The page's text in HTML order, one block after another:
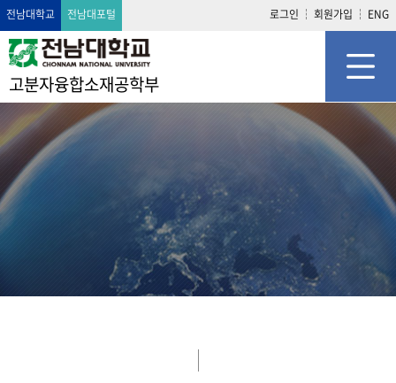
전남대학교 전남대포털 로그인 회원가입 ENG
고분자융합소재공학부